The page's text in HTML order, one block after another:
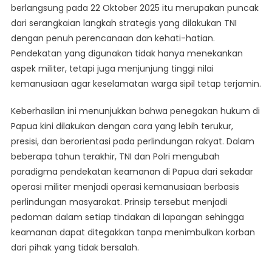
berlangsung pada 22 Oktober 2025 itu merupakan puncak
dari serangkaian langkah strategis yang dilakukan TNI
dengan penuh perencanaan dan kehati-hatian.
Pendekatan yang digunakan tidak hanya menekankan
aspek militer, tetapi juga menjunjung tinggi nilai
kemanusiaan agar keselamatan warga sipil tetap terjamin.
Keberhasilan ini menunjukkan bahwa penegakan hukum di
Papua kini dilakukan dengan cara yang lebih terukur,
presisi, dan berorientasi pada perlindungan rakyat. Dalam
beberapa tahun terakhir, TNI dan Polri mengubah
paradigma pendekatan keamanan di Papua dari sekadar
operasi militer menjadi operasi kemanusiaan berbasis
perlindungan masyarakat. Prinsip tersebut menjadi
pedoman dalam setiap tindakan di lapangan sehingga
keamanan dapat ditegakkan tanpa menimbulkan korban
dari pihak yang tidak bersalah.